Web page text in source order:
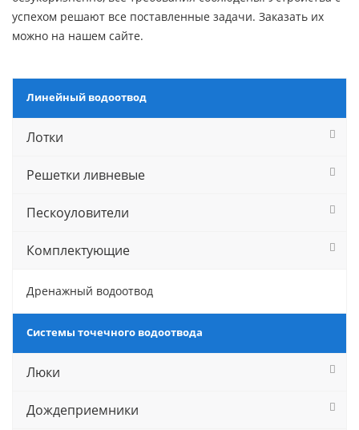
успехом решают все поставленные задачи. Заказать их
можно на нашем сайте.
Линейный водоотвод
Лотки
Решетки ливневые
Пескоуловители
Комплектующие
Дренажный водоотвод
Системы точечного водоотвода
Люки
Дождеприемники